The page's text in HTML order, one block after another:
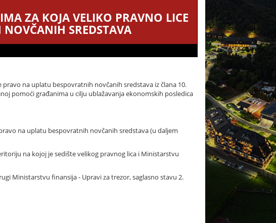
ZA KOJA VELIKO PRAVNO LICE
SREDSTAVA
na uplatu bespovratnih novčanih sredstava iz člana 10.
pomoći građanima u cilju ublažavanja ekonomskih posledica
na uplatu bespovratnih novčanih sredstava (u daljem
na kojoj je sedište velikog pravnog lica i Ministarstvu
Ministarstvu finansija - Upravi za trezor, saglasno stavu 2.